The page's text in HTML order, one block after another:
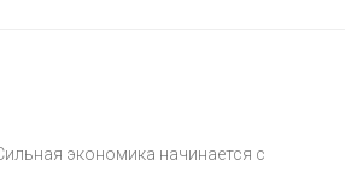
экономика начинается с